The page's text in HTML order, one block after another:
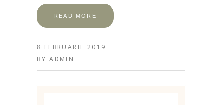
READ MORE
8 FEBRUARIE 2019
BYADMIN